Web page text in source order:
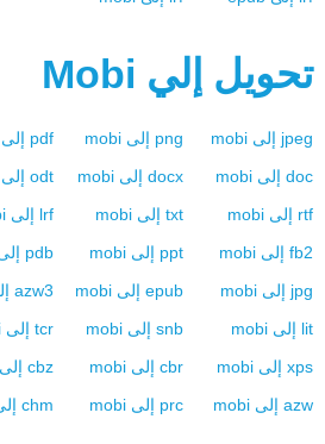
تحويل إلي Mobi
jpeg إلى mobi
png إلى mobi
pdf إلى
doc إلى mobi
docx إلى mobi
odt إلى
rtf إلى mobi
txt إلى mobi
lrf إلى
fb2 إلى mobi
ppt إلى mobi
pdb
jpg إلى mobi
epub إلى mobi
azw3
lit إلى mobi
snb إلى mobi
tcr إلى
xps إلى mobi
cbr إلى mobi
cbz إلى
azw إلى mobi
prc إلى mobi
chm